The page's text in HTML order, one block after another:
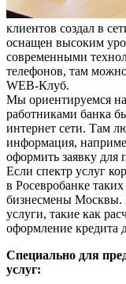
клиентов создал в
оснащен высоким
современными
телефонов, там
WEB-Клуб.
Мы ориентируемся
работниками банка
интернет сети. Там
информация,
оформить заявку для
Если спектр услуг
в Росевробанке
бизнесмены Москвы.
услуги, такие как
оформление кредита
Специально для
услуг: